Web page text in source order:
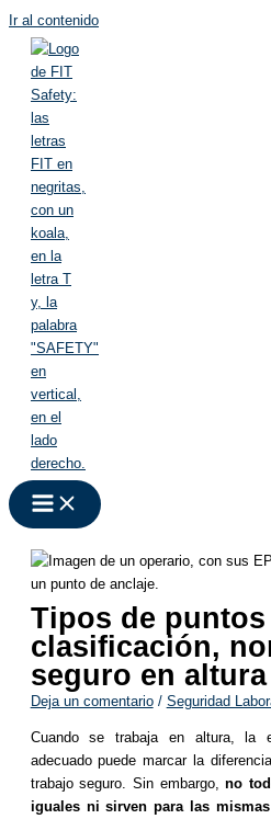
Ir al contenido
Tipos de
clasificación,
seguro en altura
Deja un comentario / Seguridad
Cuando se trabaja en altura, la
adecuado puede marcar la
trabajo seguro. Sin embargo,no
iguales ni sirven para las